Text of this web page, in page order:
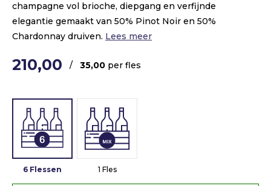
champagne vol brioche, diepgang en verfijnde
elegantie gemaakt van 50% Pinot Noir en 50%
Chardonnay druiven. Lees meer
210,00 / 35,00 per fles
6 Flessen 1 Fles